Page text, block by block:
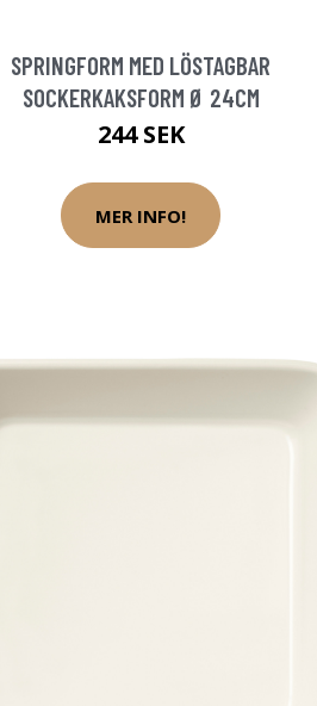
SPRINGFORM MED LÖSTAGBAR
SOCKERKAKSFORM Ø 24CM
244 SEK
MER INFO!